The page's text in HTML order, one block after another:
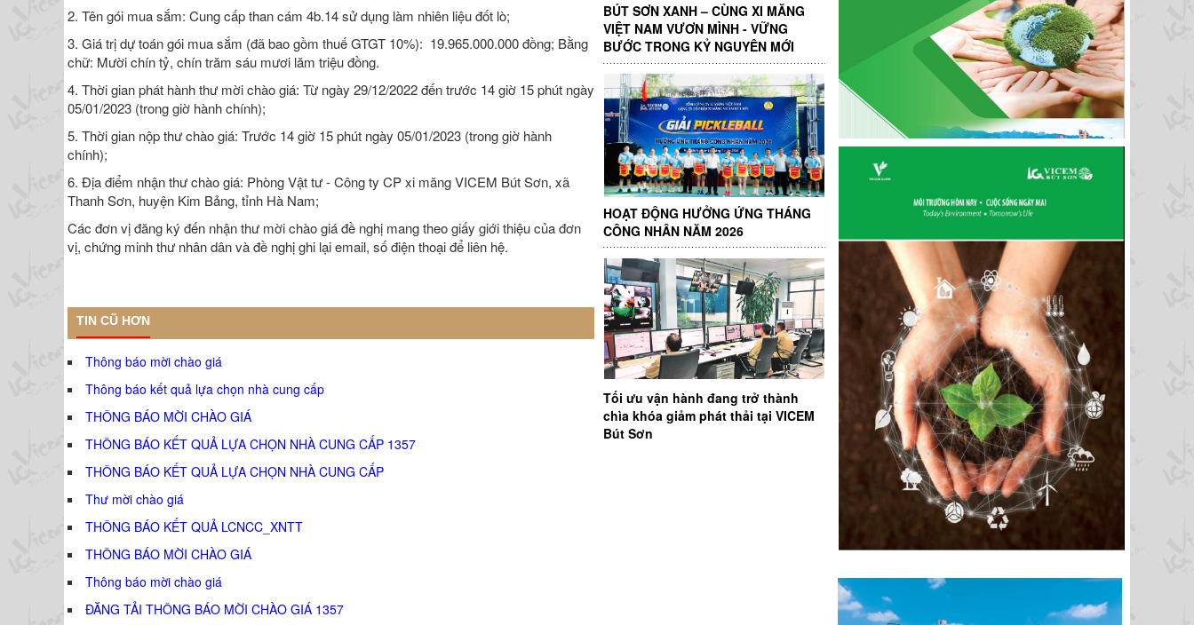
2. Tên gói mua sắm: Cung cấp than cám 4b.14 sử dụng làm nhiên liệu đốt lò;
3. Giá trị dự toán gói mua sắm (đã bao gồm thuế GTGT 10%): 19.965.000.000 đồng; Bằng
chữ: Mười chín tỷ, chín trăm sáu mươi lăm triệu đồng.
4. Thời gian phát hành thư mời chào giá: Từ ngày 29/12/2022 đến trước 14 giờ 15 phút ngày
05/01/2023 (trong giờ hành chính);
5. Thời gian nộp thư chào giá: Trước 14 giờ 15 phút ngày 05/01/2023 (trong giờ hành
chính);
6. Địa điểm nhận thư chào giá: Phòng Vật tư - Công ty CP xi măng VICEM Bút Sơn, xã
Thanh Sơn, huyện Kim Bảng, tỉnh Hà Nam;
Các đơn vị đăng ký đến nhận thư mời chào giá đề nghị mang theo giấy giới thiệu của đơn
vị, chứng minh thư nhân dân và đề nghị ghi lại email, số điện thoại để liên hệ.
TIN CŨ HƠN
Thông báo mời chào giá
Thông báo kết quả lựa chọn nhà cung cấp
THÔNG BÁO MỜI CHÀO GIÁ
THÔNG BÁO KẾT QUẢ LỰA CHỌN NHÀ CUNG CẤP 1357
THÔNG BÁO KẾT QUẢ LỰA CHỌN NHÀ CUNG CẤP
Thư mời chào giá
THÔNG BÁO KẾT QUẢ LCNCC_XNTT
THÔNG BÁO MỜI CHÀO GIÁ
Thông báo mời chào giá
ĐĂNG TẢI THÔNG BÁO MỜI CHÀO GIÁ 1357
BÚT SƠN XANH – CÙNG XI MĂNG
VIỆT NAM VƯƠN MÌNH - VỮNG
BƯỚC TRONG KỶ NGUYÊN MỚI
HOẠT ĐỘNG HƯỞNG ỨNG THÁNG
CÔNG NHÂN NĂM 2026
Tối ưu vận hành đang trở thành
chìa khóa giảm phát thải tại VICEM
Bút Sơn